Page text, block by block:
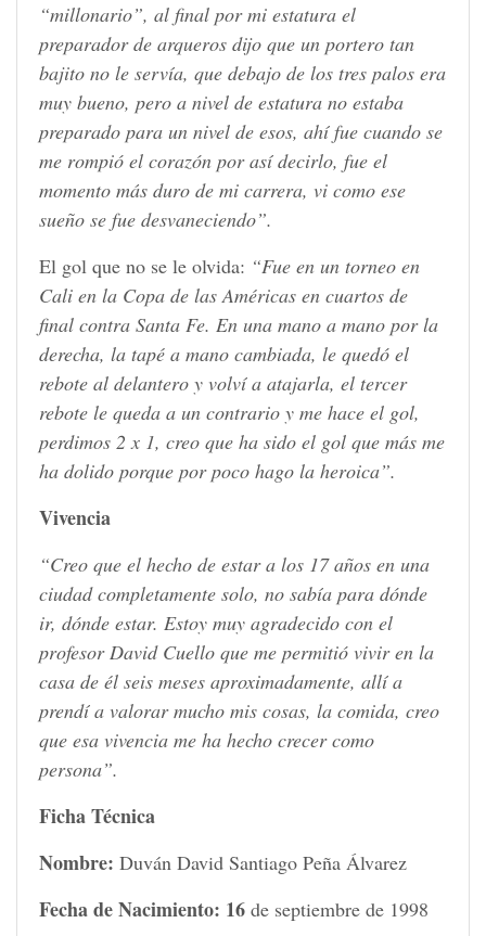
“millonario”, al final por mi estatura el
preparador de arqueros dijo que un portero tan
bajito no le servía, que debajo de los tres palos era
muy bueno, pero a nivel de estatura no estaba
preparado para un nivel de esos, ahí fue cuando se
me rompió el corazón por así decirlo, fue el
momento más duro de mi carrera, vi como ese
sueño se fue desvaneciendo”.
El gol que no se le olvida: “Fue en un torneo en
Cali en la Copa de las Américas en cuartos de
final contra Santa Fe. En una mano a mano por la
derecha, la tapé a mano cambiada, le quedó el
rebote al delantero y volví a atajarla, el tercer
rebote le queda a un contrario y me hace el gol,
perdimos 2 x 1, creo que ha sido el gol que más me
ha dolido porque por poco hago la heroica”.
Vivencia
“Creo que el hecho de estar a los 17 años en una
ciudad completamente solo, no sabía para dónde
ir, dónde estar. Estoy muy agradecido con el
profesor David Cuello que me permitió vivir en la
casa de él seis meses aproximadamente, allí a
prendí a valorar mucho mis cosas, la comida, creo
que esa vivencia me ha hecho crecer como
persona”.
Ficha Técnica
Nombre: Duván David Santiago Peña Álvarez
Fecha de Nacimiento: 16 de septiembre de 1998